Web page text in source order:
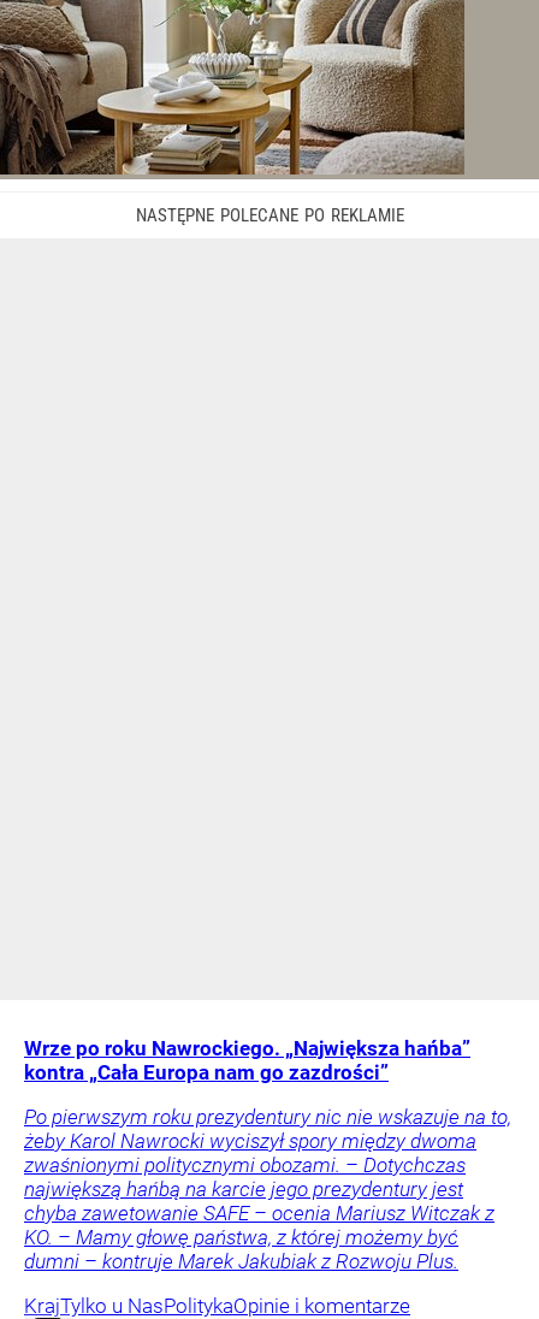
Wrze po roku Nawrockiego. „Największa hańba”
kontra „Cała Europa nam go zazdrości”
Po pierwszym roku prezydentury nic nie wskazuje na to,
żeby Karol Nawrocki wyciszył spory między dwoma
zwaśnionymi politycznymi obozami. – Dotychczas
największą hańbą na karcie jego prezydentury jest
chyba zawetowanie SAFE – ocenia Mariusz Witczak z
KO. – Mamy głowę państwa, z której możemy być
dumni – kontruje Marek Jakubiak z Rozwoju Plus.
KrajTylko u NasPolitykaOpinie i komentarze